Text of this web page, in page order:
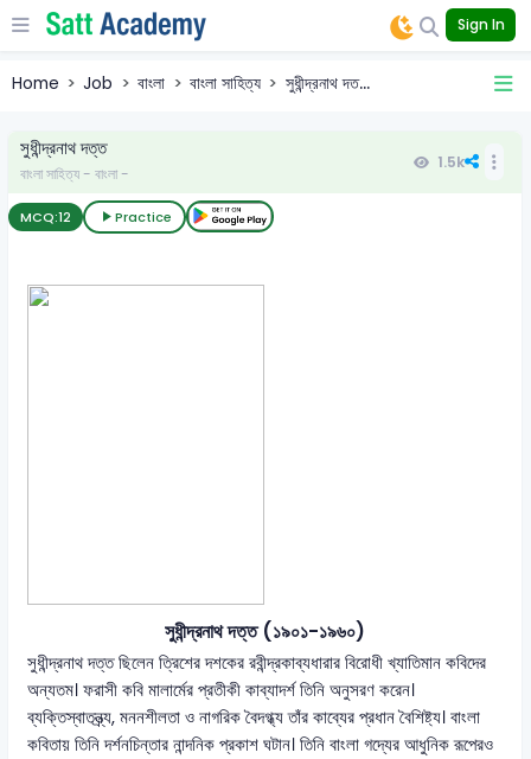
Sign In
Home Job বাংলা বাংলা সাহিত্য সুধীন্দ্রনাথ দত...
সুধীন্দ্রনাথ দত্ত
বাংলা সাহিত্য - বাংলা -
1.5k
MCQ:12 Practice
সুধীন্দ্রনাথ দত্ত (১৯০১-১৯৬০)
সুধীন্দ্রনাথ দত্ত ছিলেন ত্রিশের দশকের রবীন্দ্রকাব্যধারার বিরোধী খ্যাতিমান কবিদের
অন্যতম। ফরাসী কবি মালার্মের প্রতীকী কাব্যাদর্শ তিনি অনুসরণ করেন।
ব্যক্তিস্বাতন্ত্র্য, মননশীলতা ও নাগরিক বৈদগ্ধ্য তাঁর কাব্যের প্রধান বৈশিষ্ট্য। বাংলা
কবিতায় তিনি দর্শনচিন্তার নান্দনিক প্রকাশ ঘটান। তিনি বাংলা গদ্যের আধুনিক রূপেরও